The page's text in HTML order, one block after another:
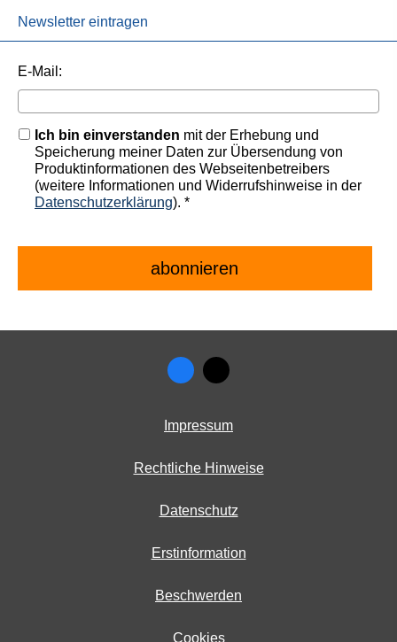
Newsletter eintragen
E-Mail:
Ich bin einverstanden mit der Erhebung und
Speicherung meiner Daten zur Übersendung von
Produktinformationen des Webseitenbetreibers
(weitere Informationen und Widerrufshinweise in der
Datenschutzerklärung). *
Impressum
Rechtliche Hinweise
Datenschutz
Erstinformation
Beschwerden
Cookies